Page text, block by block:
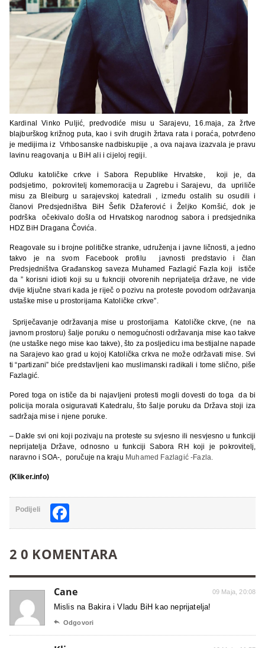
Kardinal Vinko Puljić, predvodiće misu u Sarajevu, 16.maja, za žrtve
blajburškog križnog puta, kao i svih drugih žrtava rata i poraća, potvrđeno
je medijima iz Vrhbosanske nadbiskupije , a ova najava izazvala je pravu
lavinu reagovanja u BiH ali i cijeloj regiji.
Odluku katoličke crkve i Sabora Republike Hrvatske, koji je, da
podsjetimo, pokrovitelj komemoracija u Zagrebu i Sarajevu, da upriliče
misu za Bleiburg u sarajevskoj katedrali , između ostalih su osudili i
članovi Predsjedništva BiH Šefik Džaferović i Željko Komšić, dok je
podrška očekivalo došla od Hrvatskog narodnog sabora i predsjednika
HDZ BiH Dragana Čovića.
Reagovale su i brojne političke stranke, udruženja i javne ličnosti, a jedno
takvo je na svom Facebook profilu javnosti predstavio i član
Predsjedništva Građanskog saveza Muhamed Fazlagić Fazla koji ističe
da ” korisni idioti koji su u fuknciji otvorenih neprijatelja države, ne vide
dvije ključne stvari kada je riječ o pozivu na proteste povodom održavanja
ustaške mise u prostorijama Katoličke crkve”.
Spriječavanje održavanja mise u prostorijama Katoličke ckrve, (ne na
javnom prostoru) šalje poruku o nemogućnosti održavanja mise kao takve
(ne ustaške nego mise kao takve), što za posljedicu ima bestijalne napade
na Sarajevo kao grad u kojoj Katolička crkva ne može održavati mise. Svi
ti “partizani” biće predstavljeni kao muslimanski radikali i tome slično, piše
Fazlagić.
Pored toga on ističe da bi najavljeni protesti mogli dovesti do toga da bi
policija morala osiguravati Katedralu, što šalje poruku da Država stoji iza
sadržaja mise i njene poruke.
– Dakle svi oni koji pozivaju na proteste su svjesno ili nesvjesno u funkciji
neprijatelja Države, odnosno u funkciji Sabora RH koji je pokrovitelj,
naravno i SOA-, poručuje na kraju Muhamed Fazlagić -Fazla.
(Kliker.info)
Podijeli
2 0 KOMENTARA
Cane 09 Maja, 20:08
Mislis na Bakira i Vladu BiH kao neprijatelja!
 Odgovori